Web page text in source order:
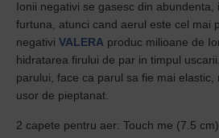
Ionii negativi se gasesc din abundenta,
furtuna, atunci cand aerul este cel mai
negativi VALERA produc milioane de
hidratarea firului de par in timpul
parului, face ca parul sa fie mai elastic,
usor de pieptanat.
2 capete pentru aer: Touch me (7.5